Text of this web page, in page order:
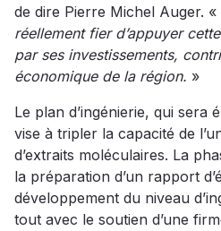
de dire Pierre Michel Auger. «
réellement fier d’appuyer
par ses investissements,
économique de la région. »
Le plan d’ingénierie, qui sera
vise à tripler la capacité de
d’extraits moléculaires. La
la préparation d’un rapport
développement du niveau
tout avec le soutien d’une